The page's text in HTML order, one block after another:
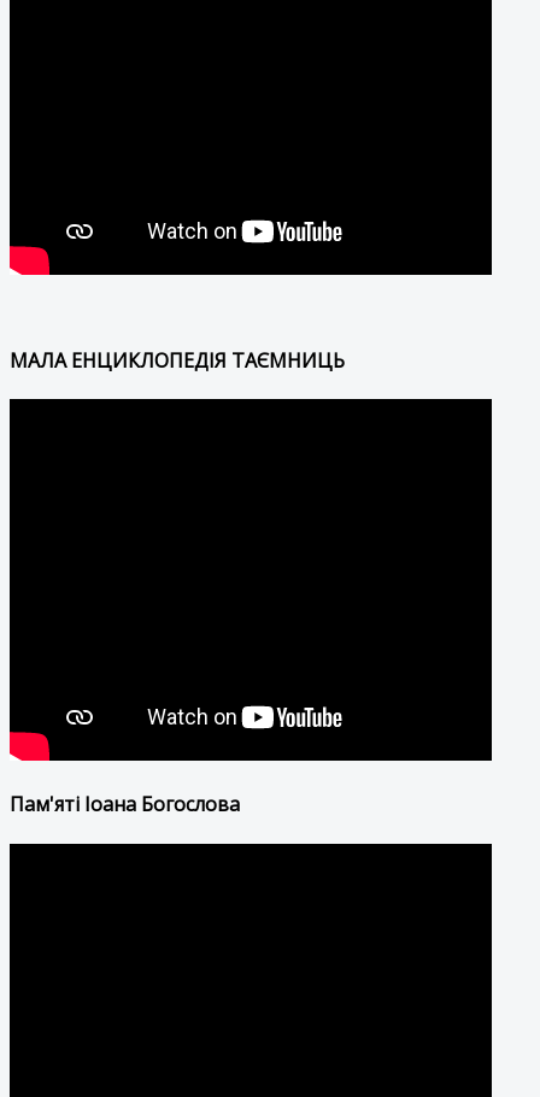
МАЛА ЕНЦИКЛОПЕДІЯ ТАЄМНИЦЬ
Пам'яті Іоана Богослова